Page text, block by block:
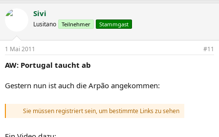
Sivi
Lusitano Teilnehmer Stammgast
1 Mai 2011 #11
AW: Portugal taucht ab
Gestern nun ist auch die Arpão angekommen:
Sie müssen registriert sein, um bestimmte Links zu sehen